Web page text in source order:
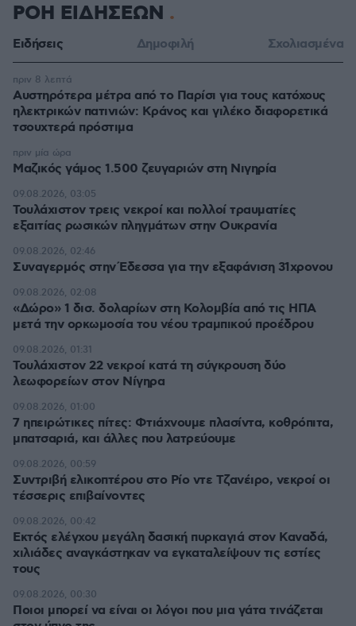
ΡΟΗ ΕΙΔΗΣΕΩΝ
Ειδήσεις Δημοφιλή Σχολιασμένα
Αυστηρότερα μέτρα από το Παρίσι για τους κατόχους
ηλεκτρικών πατινιών: Κράνος και γιλέκο διαφορετικά
τσουχτερά πρόστιμα
πριν 8 λεπτά
Μαζικός γάμος 1.500 ζευγαριών στη Νιγηρία
πριν μία ώρα
Τουλάχιστον τρεις νεκροί και πολλοί τραυματίες
εξαιτίας ρωσικών πληγμάτων στην Ουκρανία
09.08.2026, 03:05
Συναγερμός στην Έδεσσα για την εξαφάνιση 31χρονου
09.08.2026, 02:46
«Δώρο» 1 δισ. δολαρίων στη Κολομβία από τις ΗΠΑ
μετά την ορκωμοσία του νέου τραμπικού προέδρου
09.08.2026, 02:08
Τουλάχιστον 22 νεκροί κατά τη σύγκρουση δύο
λεωφορείων στον Νίγηρα
09.08.2026, 01:31
7 ηπειρώτικες πίτες: Φτιάχνουμε πλασίντα, κοθρόπιτα,
μπατσαριά, και άλλες που λατρεύουμε
09.08.2026, 01:00
Συντριβή ελικοπτέρου στο Ρίο ντε Τζανέιρο, νεκροί οι
τέσσερις επιβαίνοντες
09.08.2026, 00:59
Εκτός ελέγχου μεγάλη δασική πυρκαγιά στον Καναδά,
χιλιάδες αναγκάστηκαν να εγκαταλείψουν τις εστίες
τους
09.08.2026, 00:42
Ποιοι μπορεί να είναι οι λόγοι που μια γάτα τινάζεται
09.08.2026, 00:30